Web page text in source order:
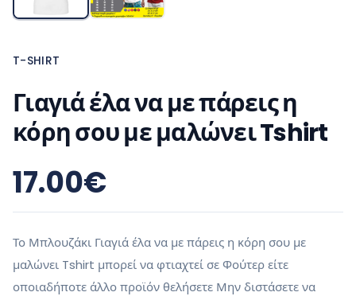
T-SHIRT
Γιαγιά έλα να με πάρεις η
κόρη σου με μαλώνει Tshirt
17.00€
Το Μπλουζάκι Γιαγιά έλα να με πάρεις η κόρη σου με
μαλώνει Tshirt μπορεί να φτιαχτεί σε Φούτερ είτε
οποιαδήποτε άλλο προϊόν θελήσετε Μην διστάσετε να